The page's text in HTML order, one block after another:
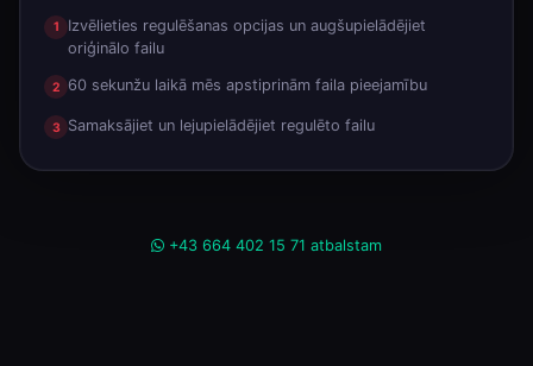
1
Izvēlieties regulēšanas opcijas un augšupielādējiet
oriģinālo failu
2 60 sekunžu laikā mēs apstiprinām faila pieejamību
3 Samaksājiet un lejupielādējiet regulēto failu
+43 664 402 15 71 atbalstam